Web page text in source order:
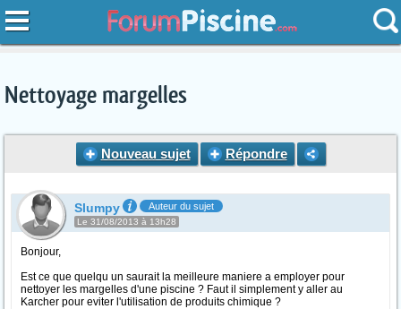
Nettoyage margelles
Nouveau sujet Répondre
Slumpy Auteur du sujet
Le 31/08/2013 à 13h28
Bonjour,
Est ce que quelqu un saurait la meilleure maniere a employer pour
nettoyer les margelles d'une piscine ? Faut il simplement y aller au
Karcher pour eviter l'utilisation de produits chimique ?